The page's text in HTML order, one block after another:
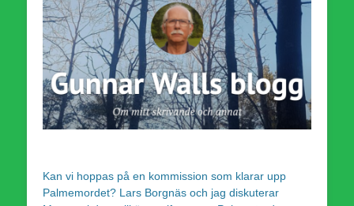
Kan vi hoppas på en kommission som klarar upp
Palmemordet? Lars Borgnäs och jag diskuterar